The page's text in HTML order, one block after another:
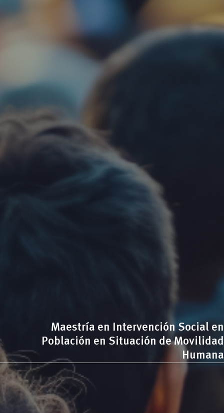
Maestría en Intervención Social en
Población en Situación de Movilidad
Humana